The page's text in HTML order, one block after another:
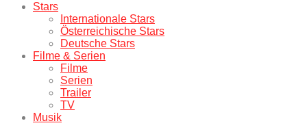
Stars
Internationale Stars
Österreichische Stars
Deutsche Stars
Filme & Serien
Filme
Serien
Trailer
TV
Musik